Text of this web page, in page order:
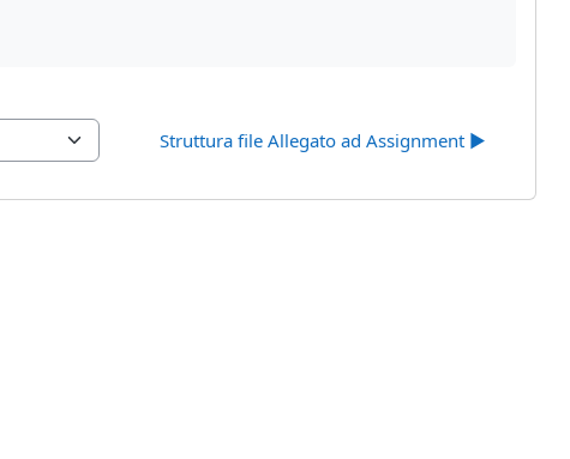
Struttura file Allegato ad Assignment ▶︎